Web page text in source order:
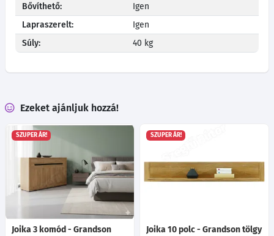
Bővíthető:
Igen
Lapraszerelt:
Igen
Súly:
40 kg
Ezeket ajánljuk hozzá!
SZUPER ÁR!
Joika 3 komód - Grandson
SZUPER ÁR!
Joika 10 polc - Grandson tölgy